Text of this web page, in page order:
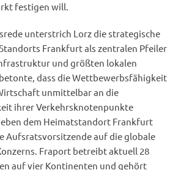
festigen will.
unterstrich Lorz die strategische
Frankfurt als zentralen Pfeiler
und größten lokalen
dass die Wettbewerbsfähigkeit
unmittelbar an die
ihrer Verkehrsknotenpunkte
dem Heimatstandort Frankfurt
Aufsratsvorsitzende auf die globale
Fraport betreibt aktuell 28
auf vier Kontinenten und gehört